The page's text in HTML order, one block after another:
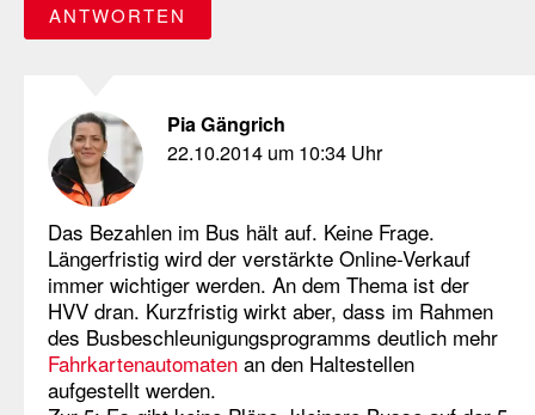
ANTWORTEN
Pia Gängrich
22.10.2014 um 10:34 Uhr
Das Bezahlen im Bus hält auf. Keine Frage.
Längerfristig wird der verstärkte Online-Verkauf
immer wichtiger werden. An dem Thema ist der
HVV dran. Kurzfristig wirkt aber, dass im Rahmen
des Busbeschleunigungsprogramms deutlich mehr
Fahrkartenautomaten an den Haltestellen
aufgestellt werden.